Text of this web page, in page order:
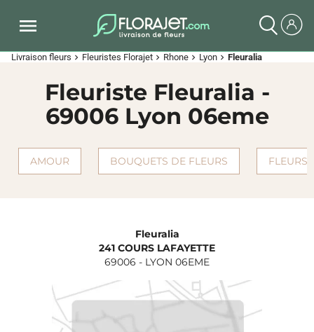
Livraison fleurs chevron_right Fleuristes Florajet chevron_right Rhone chevron_right Lyon chevron_right Fleuralia
Fleuriste Fleuralia -
69006 Lyon 06eme
AMOUR BOUQUETS DE FLEURS FLEURS
Fleuralia
241 COURS LAFAYETTE
69006 - LYON 06EME